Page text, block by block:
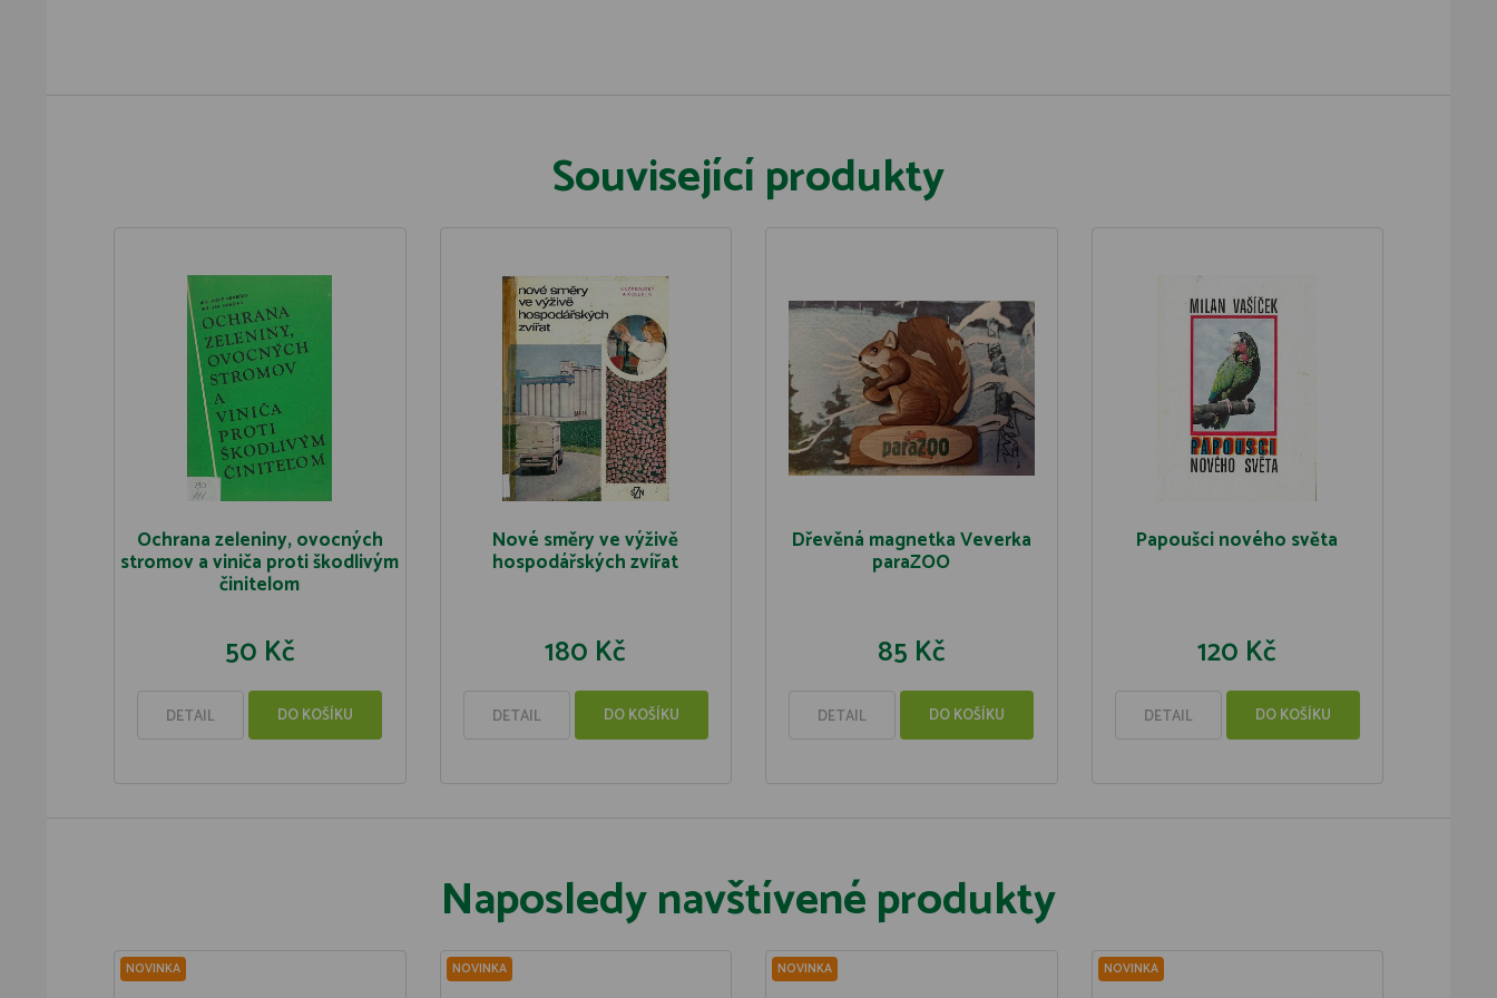
Související produkty
Ochrana zeleniny, ovocných
stromov a viniča proti škodlivým
činitelom
50 Kč
DETAIL DO KOŠÍKU
Nové směry ve výživě
hospodářských zvířat
180 Kč
DETAIL DO KOŠÍKU
Dřevěná magnetka Veverka
paraZOO
85 Kč
DETAIL DO KOŠÍKU
Papoušci nového světa
120 Kč
DETAIL DO KOŠÍKU
Naposledy navštívené produkty
NOVINKA NOVINKA NOVINKA NOVINKA